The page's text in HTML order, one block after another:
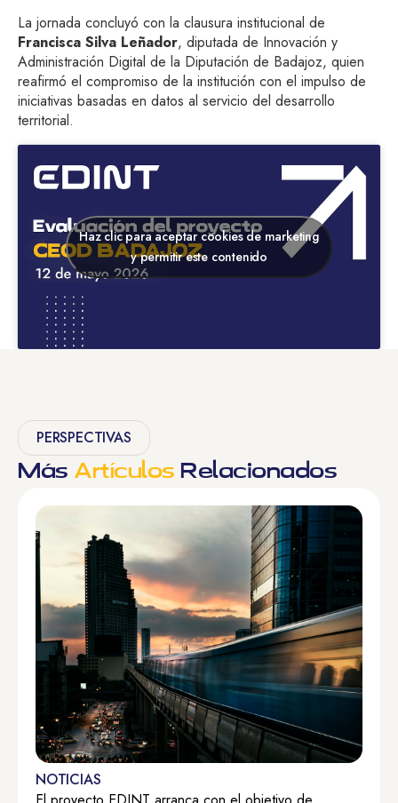
La jornada concluyó con la clausura institucional de
Francisca Silva Leñador, diputada de Innovación y
Administración Digital de la Diputación de Badajoz, quien
reafirmó el compromiso de la institución con el impulso de
iniciativas basadas en datos al servicio del desarrollo
territorial.
Haz clic para aceptar cookies de marketing
y permitir este contenido
PERSPECTIVAS
Más Artículos Relacionados
NOTICIAS